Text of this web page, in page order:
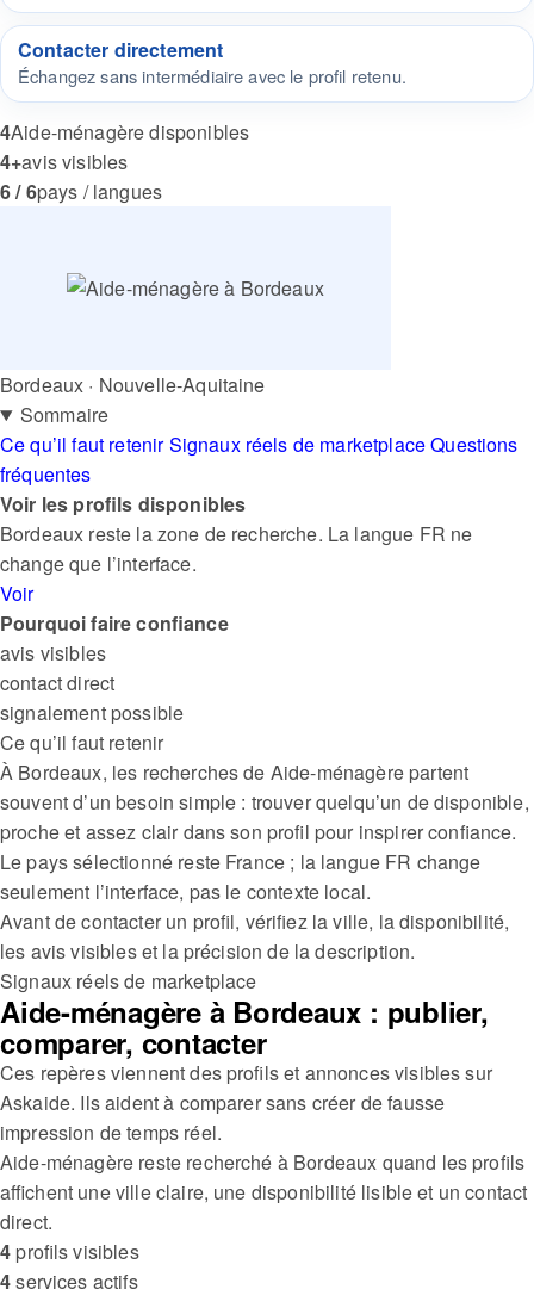
Contacter directement
Échangez sans intermédiaire avec le profil retenu.
4Aide-ménagère disponibles
4+avis visibles
6 / 6pays / langues
Bordeaux · Nouvelle-Aquitaine
Sommaire
Ce qu’il faut retenir Signaux réels de marketplaceQuestions
fréquentes
Voir les profils disponibles
Bordeaux reste la zone de recherche. La langue FR ne
change que l’interface.
Voir
Pourquoi faire confiance
avis visibles
contact direct
signalement possible
Ce qu’il faut retenir
À Bordeaux, les recherches de Aide-ménagère partent
souvent d’un besoin simple : trouver quelqu’un de disponible,
proche et assez clair dans son profil pour inspirer confiance.
Le pays sélectionné reste France ; la langue FR change
seulement l’interface, pas le contexte local.
Avant de contacter un profil, vérifiez la ville, la disponibilité,
les avis visibles et la précision de la description.
Signaux réels de marketplace
Aide-ménagère à Bordeaux : publier,
comparer, contacter
Ces repères viennent des profils et annonces visibles sur
Askaide. Ils aident à comparer sans créer de fausse
impression de temps réel.
Aide-ménagère reste recherché à Bordeaux quand les profils
affichent une ville claire, une disponibilité lisible et un contact
direct.
4 profils visibles
4services actifs